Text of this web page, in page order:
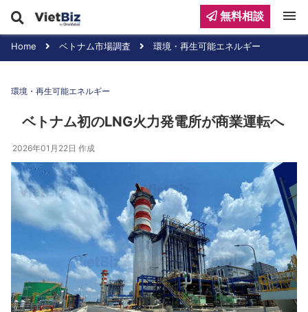
Home ベトナム市場調査 環境・再生可能エネルギー
環境・再生可能エネルギー
ベトナム初のLNG火力発電所が商業運転へ
2026年01月22日 作成
無料相談 menu